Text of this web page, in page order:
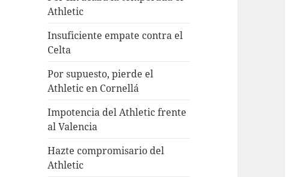
Athletic
Insuficiente empate contra el
Celta
Por supuesto, pierde el
Athletic en Cornellá
Impotencia del Athletic frente
al Valencia
Hazte compromisario del
Athletic